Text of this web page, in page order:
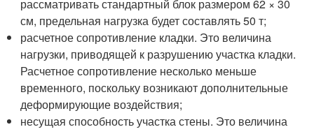
рассматривать стандартный блок размером 62 × 30
см, предельная нагрузка будет составлять 50 т;
расчетное сопротивление кладки. Это величина
нагрузки, приводящей к разрушению участка кладки.
Расчетное сопротивление несколько меньше
временного, поскольку возникают дополнительные
деформирующие воздействия;
несущая способность участка стены. Это величина